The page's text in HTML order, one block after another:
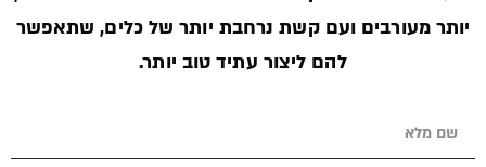
יותר מעורבים ועם קשת נרחבת יותר של כלים, שתאפשר
להם ליצור עתיד טוב יותר.